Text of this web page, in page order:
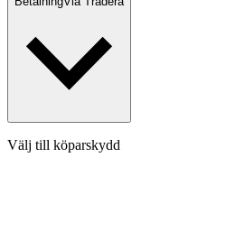
Välj till köparskydd